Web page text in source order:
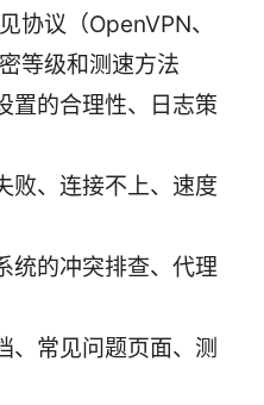
协议（OpenVPN、
等级和测速方法
置的合理性、日志策
败、连接不上、速度
统的冲突排查、代理
、常见问题页面、测